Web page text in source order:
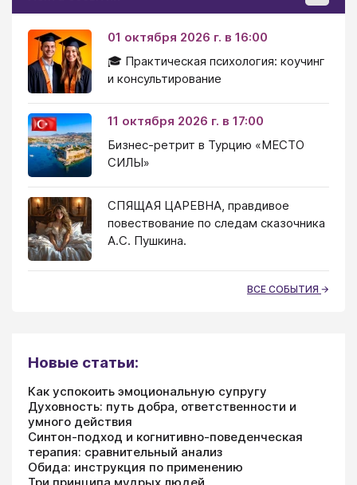
01 октября 2026 г. в 16:00
🎓 Практическая психология: коучинг
и консультирование
11 октября 2026 г. в 17:00
Бизнес-ретрит в Турцию «МЕСТО
СИЛЫ»
СПЯЩАЯ ЦАРЕВНА, правдивое
повествование по следам сказочника
А.С. Пушкина.
ВСЕ СОБЫТИЯ
Новые статьи:
Как успокоить эмоциональную супругу
Духовность: путь добра, ответственности и
умного действия
Синтон-подход и когнитивно-поведенческая
терапия: сравнительный анализ
Обида: инструкция по применению